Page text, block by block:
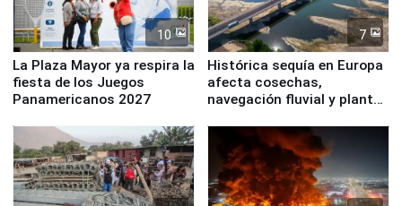
10
La Plaza Mayor ya respira la
fiesta de los Juegos
Panamericanos 2027
7
Histórica sequía en Europa
afecta cosechas,
navegación fluvial y plantas